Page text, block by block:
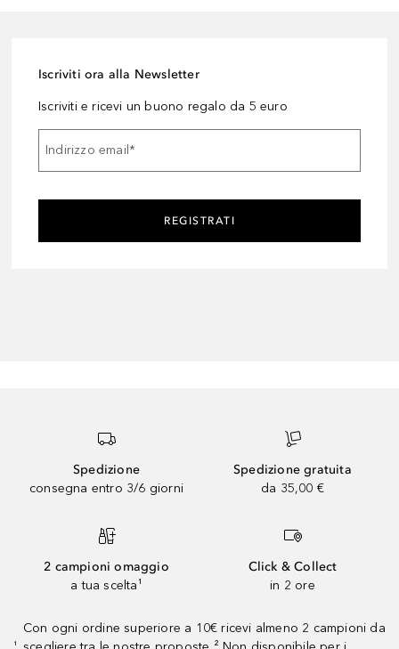
Iscriviti ora alla Newsletter
Iscriviti e ricevi un buono regalo da 5 euro
Indirizzo email*
REGISTRATI
Spedizione
consegna entro 3/6 giorni
Spedizione gratuita
da 35,00 €
2 campioni omaggio
a tua scelta¹
Click & Collect
in 2 ore
Con ogni ordine superiore a 10€ ricevi almeno 2 campioni da